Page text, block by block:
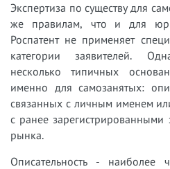
Экспертиза по существу для
же правилам, что и для
Роспатент не применяет
категории заявителей.
несколько типичных
именно для самозанятых:
связанных с личным именем
с ранее
рынка.
Описательность - наиболее